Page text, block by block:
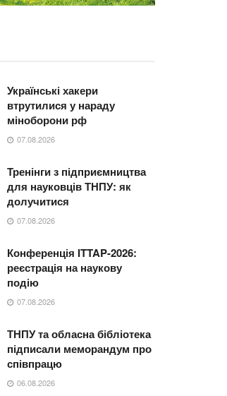
Українські хакери
втрутилися у нараду
міноборони рф
07.08.2026
Тренінги з підприємництва
для науковців ТНПУ: як
долучитися
07.08.2026
Конференція ITTAP-2026:
реєстрація на наукову
подію
07.08.2026
ТНПУ та обласна бібліотека
підписали меморандум про
співпрацю
06.08.2026